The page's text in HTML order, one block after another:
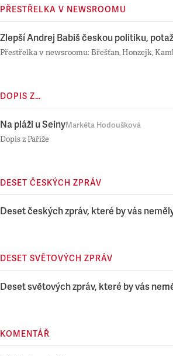
PŘESTŘELKA V NEWSROOMU
Zlepší Andrej Babiš českou politiku,
Přestřelka v newsroomu: Břešťan, Honzejk,
DOPIS Z…
Na pláži u SeinyMarkéta Hodoušková
Dopis z Paříže
DESET ČESKÝCH ZPRÁV
Deset českých zpráv, které by vás
DESET SVĚTOVÝCH ZPRÁV
Deset světových zpráv, které by vás
KOMENTÁŘ